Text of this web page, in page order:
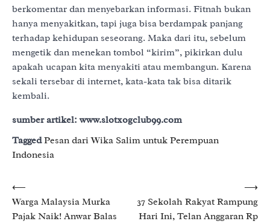
berkomentar dan menyebarkan informasi. Fitnah bukan
hanya menyakitkan, tapi juga bisa berdampak panjang
terhadap kehidupan seseorang. Maka dari itu, sebelum
mengetik dan menekan tombol “kirim”, pikirkan dulu
apakah ucapan kita menyakiti atau membangun. Karena
sekali tersebar di internet, kata-kata tak bisa ditarik
kembali.
sumber artikel: www.slotxogclub99.com
TaggedPesan dari Wika Salim untuk Perempuan
Indonesia
Post
navigation
⟵
Warga Malaysia Murka
Pajak Naik! Anwar Balas
37 Sekolah Rakyat Rampung
Hari Ini, Telan Anggaran Rp
⟶